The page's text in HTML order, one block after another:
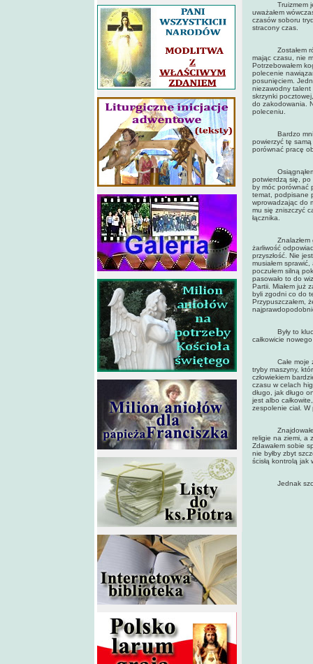
Truizmem jest
uważałem
czasów soboru
stracony czas.
Zostałem
mając czasu, nie
Potrzebowałem
polecenie
posunięciem.
niezawodny talent
skrzynki
do zakodowania.
poleceniu.
Bardzo mnie to
powierzyć tę
porównać pracę
Osiągnąłem w
potwierdzą się, po
by móc porównać
temat, podpisane
wprowadzając do
mu się zniszczyć
łącznika.
Znalazłem go
żarliwość
przyszłość. Nie
musiałem
poczułem silną
pasowało to do
Partii. Miałem już
byli zgodni co do
Przypuszczałem,
Były to
całkowicie
Całe moje
tryby maszyny,
człowiekiem
czasu w celach
długo, jak długo
jest albo
zespolenie ciał.
Znajdowałem
religie na ziemi, a
Zdawałem sobie
nie byłby zbyt
ścisłą kontrolą jak
Jednak